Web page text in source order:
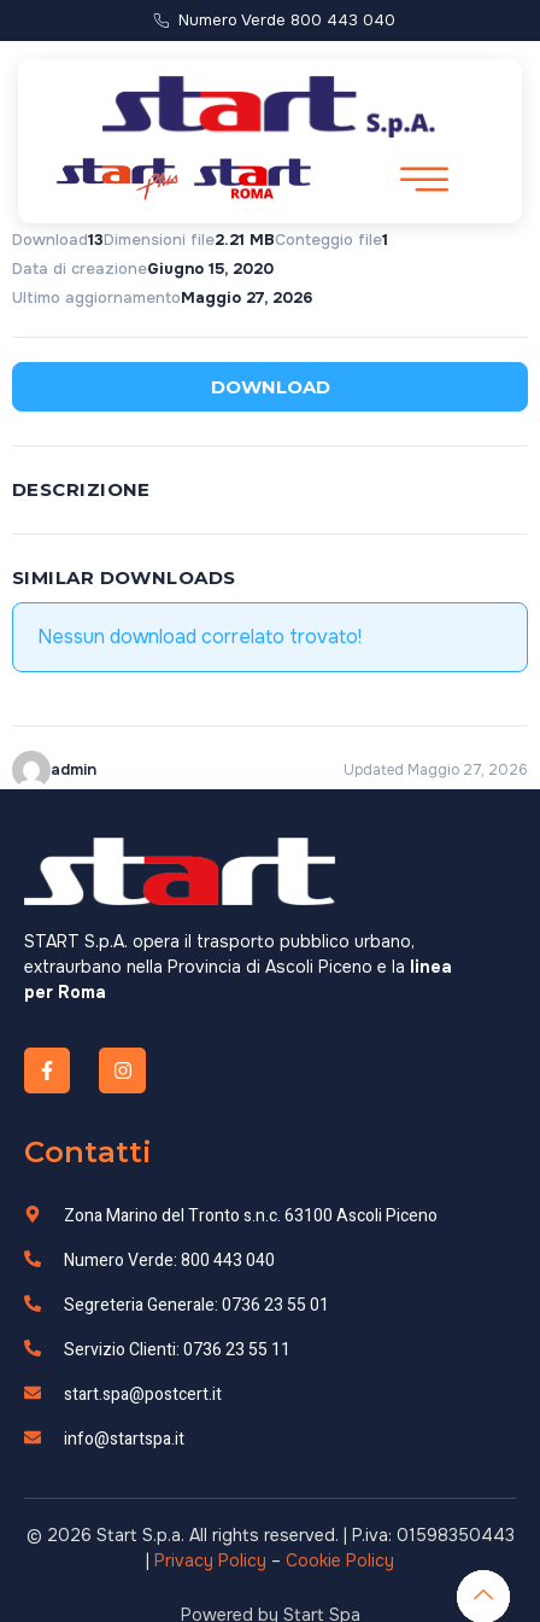
Numero Verde 800 443 040
Avviso Pubblico
Download13Dimensioni file2.21 MBConteggio file1
Data di creazioneGiugno 15, 2020
Ultimo aggiornamentoMaggio 27, 2026
DOWNLOAD
DESCRIZIONE
SIMILAR DOWNLOADS
Nessun download correlato trovato!
admin Updated Maggio 27, 2026
START S.p.A. opera il trasporto pubblico urbano,
extraurbano nella Provincia di Ascoli Piceno e la linea
per Roma
Contatti
Zona Marino del Tronto s.n.c. 63100 Ascoli Piceno
Numero Verde: 800 443 040
Segreteria Generale: 0736 23 55 01
Servizio Clienti: 0736 23 55 11
start.spa@postcert.it
info@startspa.it
© 2026 Start S.p.a. All rights reserved. | P.iva: 01598350443
| Privacy Policy – Cookie Policy
Powered by Start Spa